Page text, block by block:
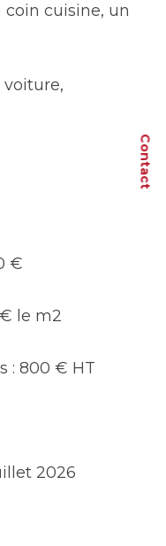
Contact
cuisine, un
€
le m2
: 800 € HT
2026